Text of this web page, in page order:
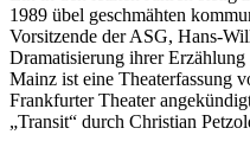
1989 übel geschmähten
Vorsitzende der ASG, Hans-
Dramatisierung ihrer
Mainz ist eine Theaterfassung
Frankfurter Theater
„Transit“ durch Christian